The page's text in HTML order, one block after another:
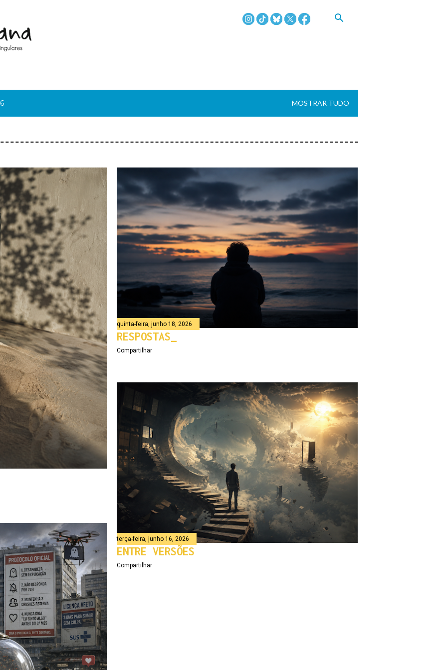
MOSTRAR TUDO
quinta-feira, junho 18, 2026
RESPOSTAS_
Compartilhar
terça-feira, junho 16, 2026
ENTRE VERSÕES
Compartilhar